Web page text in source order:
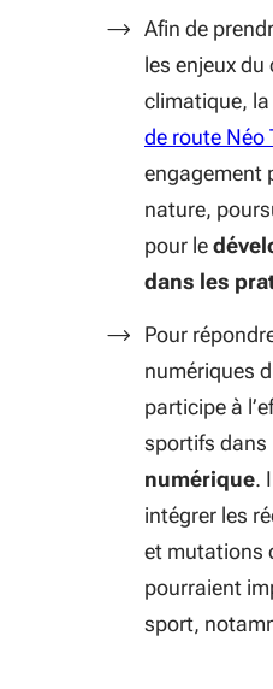
Afin de
les enjeux
climatique, la
de route Néo
engagement
nature,
pour le
dans les
Pour
numériques
participe à
sportifs dans
numérique.
intégrer les
et mutations
pourraient
sport,